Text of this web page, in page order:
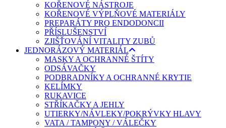
KOŘENOVÉ NÁSTROJE
KOŘENOVÉ VÝPLŇOVÉ MATERIÁLY
PREPARÁTY PRO ENDODONCII
PŘÍSLUŠENSTVÍ
ZJIŠŤOVÁNÍ VITALITY ZUBŮ
JEDNORÁZOVÝ MATERIÁL
MASKY A OCHRANNÉ ŠTÍTY
ODSÁVAČKY
PODBRADNÍKY A OCHRANNÉ KRYTIE
KELÍMKY
RUKAVICE
STŘÍKAČKY A JEHLY
UTIERKY/NÁVLEKY/POKRÝVKY HLAVY
VATA / TAMPONY / VÁLEČKY